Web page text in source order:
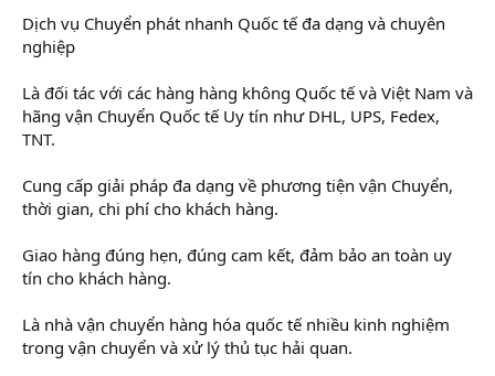
Dịch vụ Chuyển phát nhanh Quốc tế đa dạng và chuyên
nghiệp
Là đối tác với các hàng hàng không Quốc tế và Việt Nam và
hãng vận Chuyển Quốc tế Uy tín như DHL, UPS, Fedex,
TNT.
Cung cấp giải pháp đa dạng về phương tiện vận Chuyển,
thời gian, chi phí cho khách hàng.
Giao hàng đúng hẹn, đúng cam kết, đảm bảo an toàn uy
tín cho khách hàng.
Là nhà vận chuyển hàng hóa quốc tế nhiều kinh nghiệm
trong vận chuyển và xử lý thủ tục hải quan.